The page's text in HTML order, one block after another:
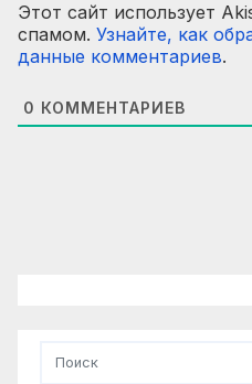
Этот сайт использует
спамом. Узнайте, как
данные комментариев.
0 КОММЕНТАРИЕВ